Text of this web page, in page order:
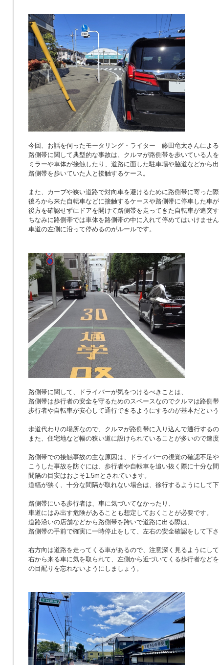
今回、お話を伺ったモータリング・ライター 藤田竜太さんによ
路側帯に関して典型的な事故は、クルマが路側帯を歩いている人
ミラーや車体が接触したり、道路に面した駐車場や脇道などから
路側帯を歩いていた人と接触するケース。
また、カーブや狭い道路で対向車を避けるために路側帯に寄った
後ろから来た自転車などに接触するケースや路側帯に停車した車
後方を確認せずにドアを開けて路側帯を走ってきた自転車が追突
ちなみに路側帯では車体を路側帯の中に入れて停めてはいけませ
車道の左側に沿って停めるのがルールです。
路側帯に関して、ドライバーが気をつけるべきことは、
路側帯は歩行者の安全を守るためのスペースなのでクルマは路側
歩行者や自転車が安心して通行できるようにするのが基本だとい
歩道代わりの場所なので、クルマが路側帯に入り込んで通行する
また、住宅地など幅の狭い道に設けられていることが多いので速
路側帯での接触事故の主な原因は、ドライバーの視覚の確認不足
こうした事故を防ぐには、歩行者や自転車を追い抜く際に十分な
間隔の目安はおよそ1.5mとされています。
道幅が狭く、十分な間隔が取れない場合は、徐行するようにして
路側帯にいる歩行者は、車に気づいてなかったり、
車道にはみ出す危険があることも想定しておくことが必要です。
道路沿いの店舗などから路側帯を跨いで道路に出る際は、
路側帯の手前で確実に一時停止をして、左右の安全確認をして下
右方向は道路を走ってくる車があるので、注意深く見るようにし
右から来る車に気を取られて、左側から近づいてくる歩行者など
の目配りを忘れないようにしましょう。